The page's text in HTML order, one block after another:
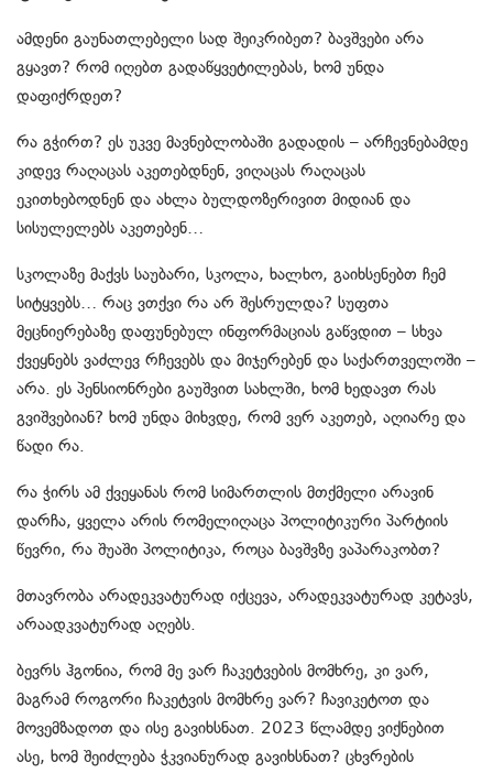
ამდენი გაუნათლებელი სად შეიკრიბეთ? ბავშვები არა
გყავთ? რომ იღებთ გადაწყვეტილებას, ხომ უნდა
დაფიქრდეთ?
რა გჭირთ? ეს უკვე მავნებლობაში გადადის – არჩევნებამდე
კიდევ რაღაცას აკეთებდნენ, ვიღაცას რაღაცას
ეკითხებოდნენ და ახლა ბულდოზერივით მიდიან და
სისულელებს აკეთებენ…
სკოლაზე მაქვს საუბარი, სკოლა, ხალხო, გაიხსენებთ ჩემ
სიტყვებს… რაც ვთქვი რა არ შესრულდა? სუფთა
მეცნიერებაზე დაფუნებულ ინფორმაციას გაწვდით – სხვა
ქვეყნებს ვაძლევ რჩევებს და მიჯერებენ და საქართველოში –
არა. ეს პენსიონრები გაუშვით სახლში, ხომ ხედავთ რას
გვიშვებიან? ხომ უნდა მიხვდე, რომ ვერ აკეთებ, აღიარე და
წადი რა.
რა ჭირს ამ ქვეყანას რომ სიმართლის მთქმელი არავინ
დარჩა, ყველა არის რომელიღაცა პოლიტიკური პარტიის
წევრი, რა შუაში პოლიტიკა, როცა ბავშვზე ვაპარაკობთ?
მთავრობა არადეკვატურად იქცევა, არადეკვატურად კეტავს,
არაადკვატურად აღებს.
ბევრს ჰგონია, რომ მე ვარ ჩაკეტვების მომხრე, კი ვარ,
მაგრამ როგორი ჩაკეტვის მომხრე ვარ? ჩავიკეტოთ და
მოვემზადოთ და ისე გავიხსნათ. 2023 წლამდე ვიქნებით
ასე, ხომ შეიძლება ჭკვიანურად გავიხსნათ? ცხვრების